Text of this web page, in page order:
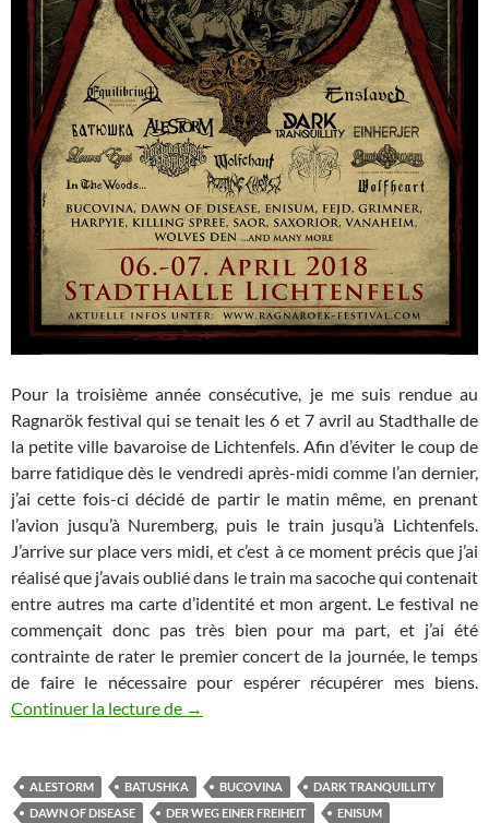
Pour la troisième année consécutive, je me suis rendue au
Ragnarök festival qui se tenait les 6 et 7 avril au Stadthalle de
la petite ville bavaroise de Lichtenfels. Afin d’éviter le coup de
barre fatidique dès le vendredi après-midi comme l’an dernier,
j’ai cette fois-ci décidé de partir le matin même, en prenant
l’avion jusqu’à Nuremberg, puis le train jusqu’à Lichtenfels.
J’arrive sur place vers midi, et c’est à ce moment précis que j’ai
réalisé que j’avais oublié dans le train ma sacoche qui contenait
entre autres ma carte d’identité et mon argent. Le festival ne
commençait donc pas très bien pour ma part, et j’ai été
contrainte de rater le premier concert de la journée, le temps
de faire le nécessaire pour espérer récupérer mes biens.
Continuer la lecture de Ragnarök Festival 2018
→
ALESTORM BATUSHKA BUCOVINA
DARK TRANQUILLITY
DAWN OF DISEASE
DER WEG EINER FREIHEIT
ENISUM